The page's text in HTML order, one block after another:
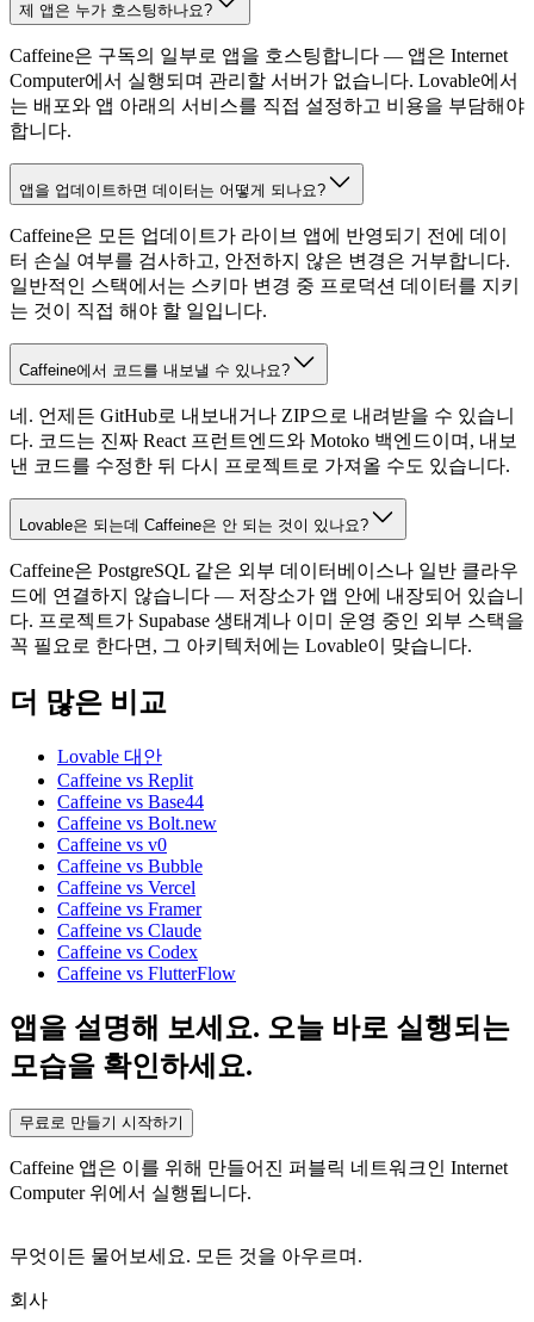
제 앱은 누가 호스팅하나요?
Caffeine은 구독의 일부로 앱을 호스팅합니다 — 앱은 Internet
Computer에서 실행되며 관리할 서버가 없습니다. Lovable에서
는 배포와 앱 아래의 서비스를 직접 설정하고 비용을 부담해야
합니다.
앱을 업데이트하면 데이터는 어떻게 되나요?
Caffeine은 모든 업데이트가 라이브 앱에 반영되기 전에 데이
터 손실 여부를 검사하고, 안전하지 않은 변경은 거부합니다.
일반적인 스택에서는 스키마 변경 중 프로덕션 데이터를 지키
는 것이 직접 해야 할 일입니다.
Caffeine에서 코드를 내보낼 수 있나요?
네. 언제든 GitHub로 내보내거나 ZIP으로 내려받을 수 있습니
다. 코드는 진짜 React 프런트엔드와 Motoko 백엔드이며, 내보
낸 코드를 수정한 뒤 다시 프로젝트로 가져올 수도 있습니다.
Lovable은 되는데 Caffeine은 안 되는 것이 있나요?
Caffeine은 PostgreSQL 같은 외부 데이터베이스나 일반 클라우
드에 연결하지 않습니다 — 저장소가 앱 안에 내장되어 있습니
다. 프로젝트가 Supabase 생태계나 이미 운영 중인 외부 스택을
꼭 필요로 한다면, 그 아키텍처에는 Lovable이 맞습니다.
더 많은 비교
Lovable 대안
Caffeine vs Replit
Caffeine vs Base44
Caffeine vs Bolt.new
Caffeine vs v0
Caffeine vs Bubble
Caffeine vs Vercel
Caffeine vs Framer
Caffeine vs Claude
Caffeine vs Codex
Caffeine vs FlutterFlow
앱을 설명해 보세요. 오늘 바로 실행되는
모습을 확인하세요.
무료로 만들기 시작하기
Caffeine 앱은 이를 위해 만들어진 퍼블릭 네트워크인 Internet
Computer 위에서 실행됩니다.
무엇이든 물어보세요. 모든 것을 아우르며.
회사